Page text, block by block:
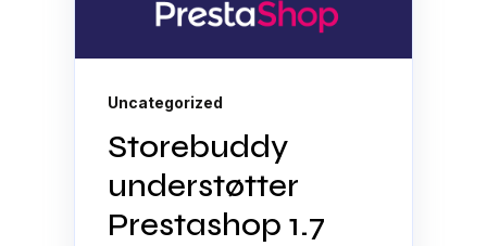
Uncategorized
Storebuddy
understøtter
Prestashop 1.7